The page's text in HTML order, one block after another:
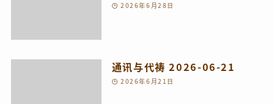
2026年6月28日
通讯与代祷 2026-06-21
2026年6月21日